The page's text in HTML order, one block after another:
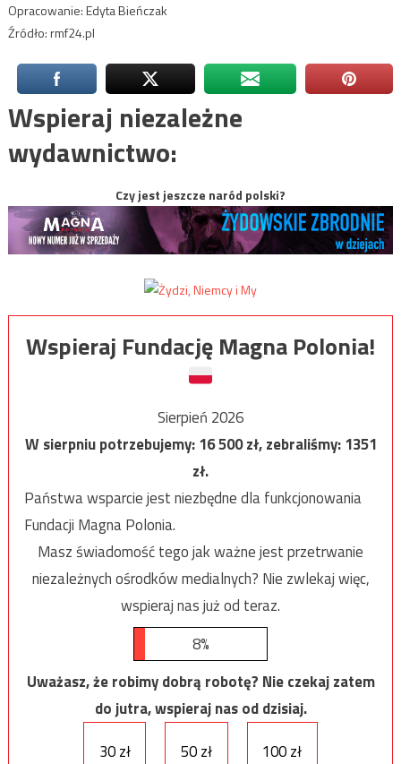
Opracowanie: Edyta Bieńczak
Źródło: rmf24.pl
Wspieraj niezależne
wydawnictwo:
Czy jest jeszcze naród polski?
Wspieraj Fundację Magna Polonia!
Sierpień 2026
W sierpniu potrzebujemy:16 500zł, zebraliśmy:1351
zł.
Państwa wsparcie jest niezbędne dla funkcjonowania
Fundacji Magna Polonia.
Masz świadomość tego jak ważne jest przetrwanie
niezależnych ośrodków medialnych? Nie zwlekaj więc,
wspieraj nas już od teraz.
8%
Uważasz, że robimy dobrą robotę? Nie czekaj zatem
do jutra, wspieraj nas od dzisiaj.
30 zł
50 zł 100 zł